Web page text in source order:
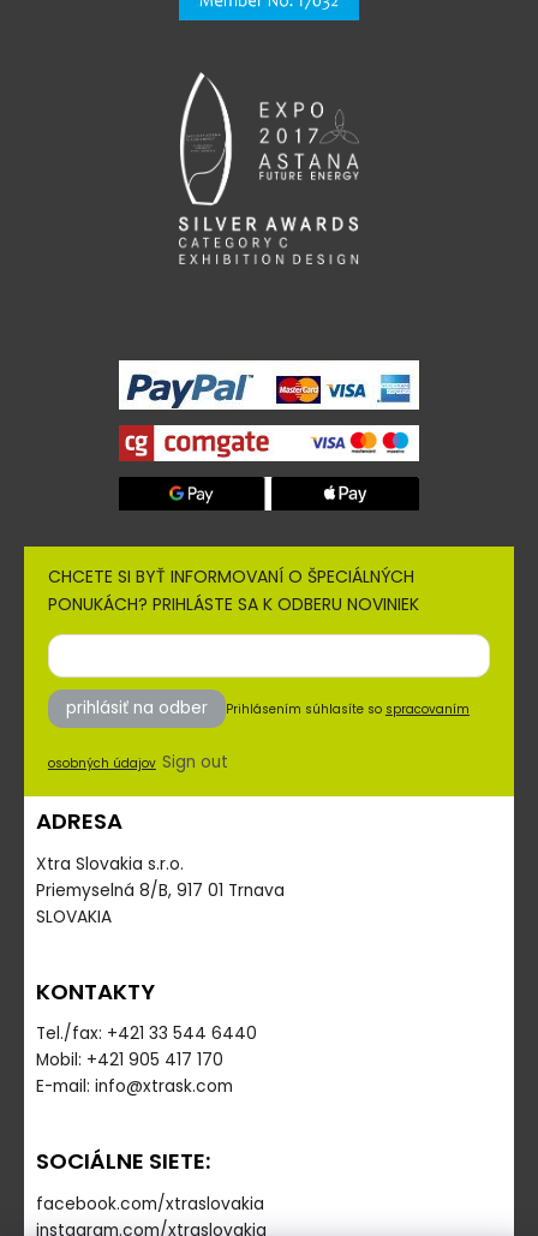
CHCETE SI BYŤ INFORMOVANÍ O ŠPECIÁLNÝCH
PONUKÁCH? PRIHLÁSTE SA K ODBERU NOVINIEK
prihlásiť na odber Prihlásením súhlasíte so spracovaním
osobných údajov Sign out
ADRESA
Xtra Slovakia s.r.o.
Priemyselná 8/B, 917 01 Trnava
SLOVAKIA
KONTAKTY
Tel./fax: +421 33 544 6440
Mobil: +421 905 417 170
E-mail: info@xtrask.com
SOCIÁLNE SIETE:
facebook.com/xtraslovakia
instagram.com/xtraslovakia